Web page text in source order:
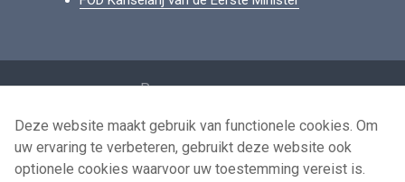
Persoonsgegevens
Voorwaarden voor het hergebruik
Contacteer ons
Deze website maakt gebruik van functionele cookies. Om
uw ervaring te verbeteren, gebruikt deze website ook
optionele cookies waarvoor uw toestemming vereist is.